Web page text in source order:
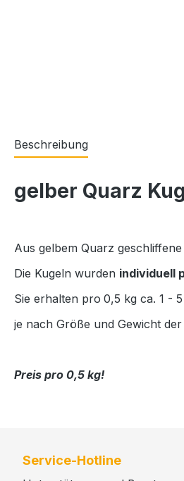
Beschreibung
gelber Quarz
Aus gelbem Quarz
Die Kugeln wurden individuell
Sie erhalten pro 0,5 kg ca. 1 -
je nach Größe und Gewicht
Preis pro 0,5 kg!
Service-Hotline